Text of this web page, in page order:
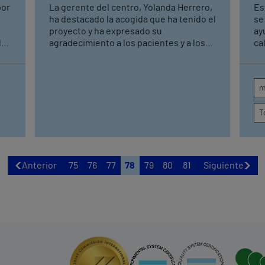
diagnósticas
La gerente del centro, Yolanda Herrero,
ha destacado la acogida que ha tenido el
proyecto y ha expresado su
agradecimiento a los pacientes y a los
privada”
Anterior 75 76 77 78 79 80 81 Siguiente